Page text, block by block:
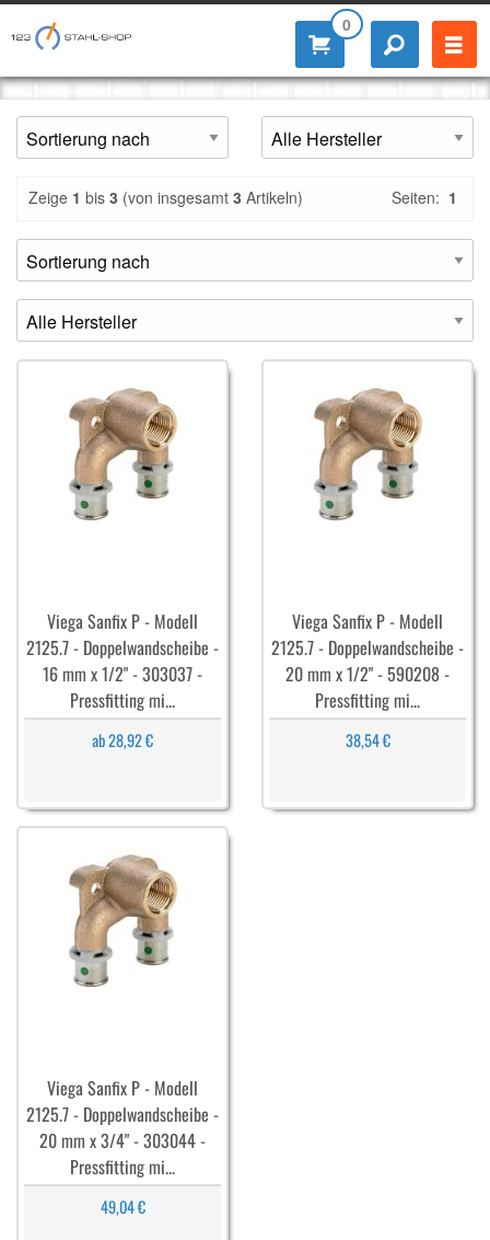
0
Zeige 1 bis 3 (von insgesamt 3 Artikeln) Seiten: 1
Viega Sanfix P - Modell
2125.7 - Doppelwandscheibe -
16 mm x 1/2" - 303037 -
Pressfitting mi...
ab 28,92 €
Viega Sanfix P - Modell
2125.7 - Doppelwandscheibe -
20 mm x 1/2" - 590208 -
Pressfitting mi...
38,54 €
Viega Sanfix P - Modell
2125.7 - Doppelwandscheibe -
20 mm x 3/4" - 303044 -
Pressfitting mi...
49,04 €